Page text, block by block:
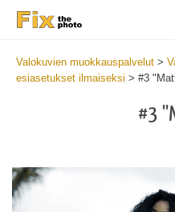
Valokuvien muokkauspalvelut >
esiasetukset ilmaiseksi > #3
#3